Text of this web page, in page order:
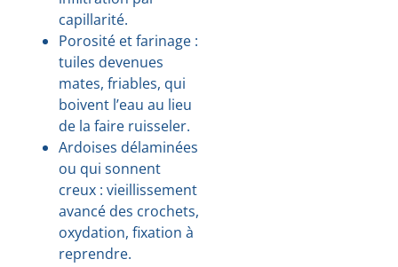
capillarité.
Porosité et farinage :
tuiles devenues
mates, friables, qui
boivent l’eau au lieu
de la faire ruisseler.
Ardoises délaminées
ou qui sonnent
creux : vieillissement
avancé des crochets,
oxydation, fixation à
reprendre.